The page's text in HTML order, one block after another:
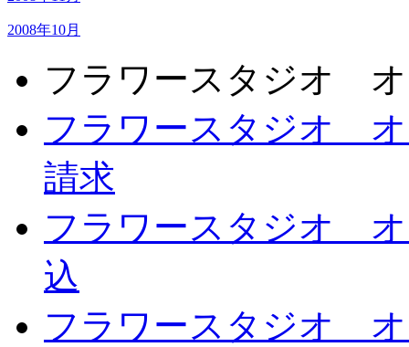
2008年10月
フラワースタジオ
フラワースタジオ オ
請求
フラワースタジオ
込
フラワースタジオ